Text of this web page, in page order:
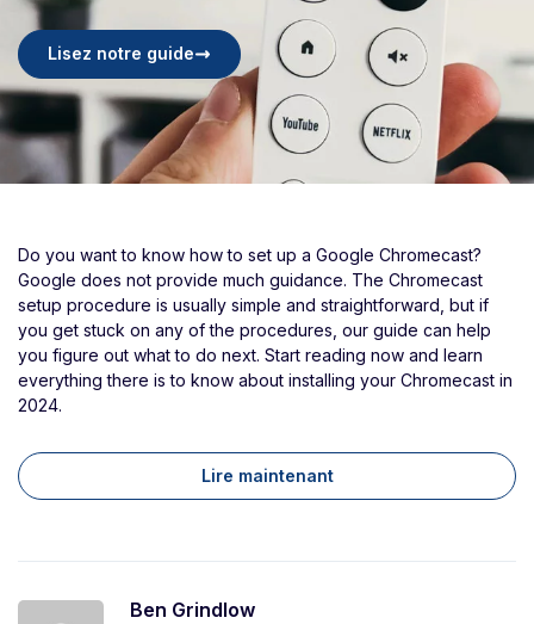
Lisez notre guide
Do you want to know how to set up a Google Chromecast?
Google does not provide much guidance. The Chromecast
setup procedure is usually simple and straightforward, but if
you get stuck on any of the procedures, our guide can help
you figure out what to do next. Start reading now and learn
everything there is to know about installing your Chromecast in
2024.
Lire maintenant
Ben Grindlow